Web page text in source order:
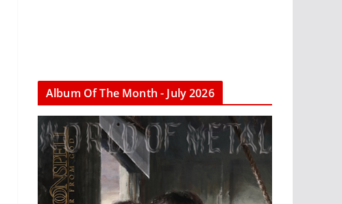
Album Of The Month - July 2026